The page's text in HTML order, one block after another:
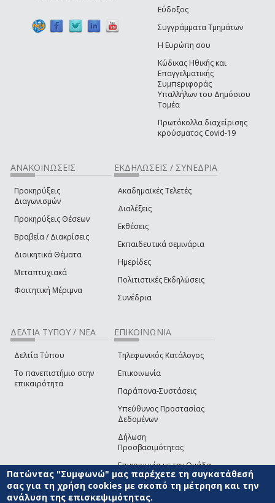
Εύδοξος
Συγγράμματα Τμημάτων
Η Ευρώπη σου
Κώδικας Ηθικής και
Επαγγελματικής
Συμπεριφοράς
Υπαλλήλων του Δημόσιου
Τομέα
Πρωτόκολλα διαχείρισης
κρούσματος Covid-19
ΑΝΑΚΟΙΝΩΣΕΙΣ
Προκηρύξεις
Διαγωνισμών
Προκηρύξεις Θέσεων
Βραβεία / Διακρίσεις
Διοικητικά Θέματα
Μεταπτυχιακά
Φοιτητική Μέριμνα
ΕΚΔΗΛΩΣΕΙΣ / ΣΥΝΕΔΡΙΑ
Ακαδημαϊκές Τελετές
Διαλέξεις
Εκθέσεις
Εκπαιδευτικά σεμινάρια
Ημερίδες
Πολιτιστικές Εκδηλώσεις
Συνέδρια
ΔΕΛΤΙΑ ΤΥΠΟΥ / ΝΕΑ
Δελτία Τύπου
Το πανεπιστήμιο στην
επικαιρότητα
ΕΠΙΚΟΙΝΩΝΙΑ
Τηλεφωνικός Κατάλογος
Επικοινωνία
Παράπονα-Συστάσεις
Υπεύθυνος Προστασίας
Δεδομένων
Δήλωση
Προσβασιμότητας
Επικοινωνία με την Ομάδα
Ανάπτυξης του site(link sends e-mail)
© ΠΑΝΕΠΙΣΤΗΜΙΟ ΑΙΓΑΙΟΥ ΟΡΟΙ ΧΡΗΣΗΣ
Πατώντας "Συμφωνώ" μας παρέχετε τη συγκατάθεσή
σας για τη χρήση cookies με σκοπό τη μέτρηση και την
ανάλυση της επισκεψιμότητας.